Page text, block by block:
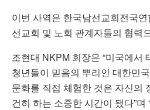
이번 사역은 한국남선교회전국
선교회 및 노회 관계자들의 협력
조현대 NKPM 회장은 “미국에서
청년들이 믿음의 뿌리인 대한민
문화를 직접 체험한 것은 자신의
건히 하는 소중한 시간이 됐다”